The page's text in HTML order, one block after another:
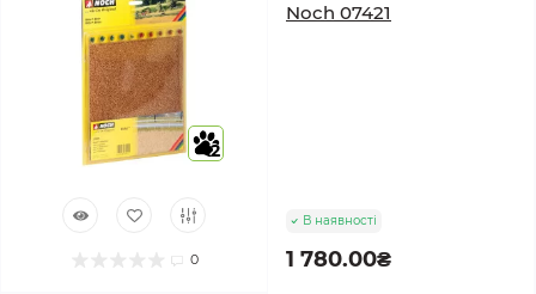
2
0
Noch 07421
В наявності
1 780.00₴